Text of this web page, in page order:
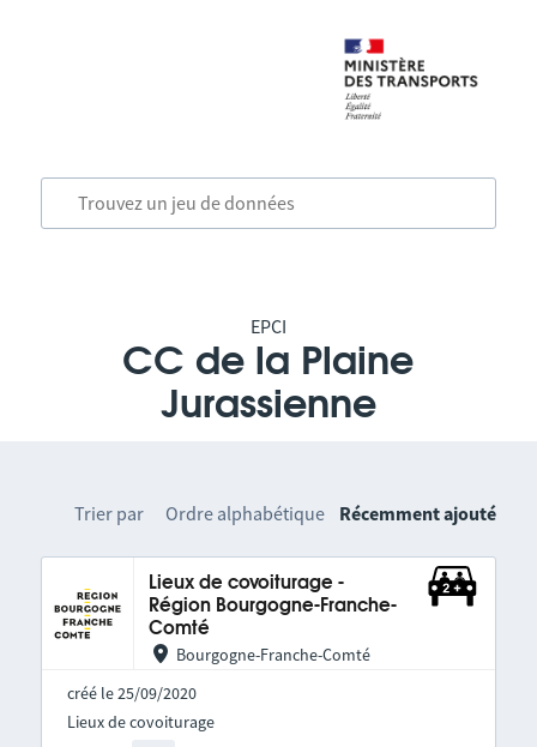
EPCI
CC de la Plaine
Jurassienne
Trier par Ordre alphabétique Récemment ajouté
Lieux de covoiturage -
Région Bourgogne-Franche-
Comté
Bourgogne-Franche-Comté
créé le 25/09/2020
Lieux de covoiturage